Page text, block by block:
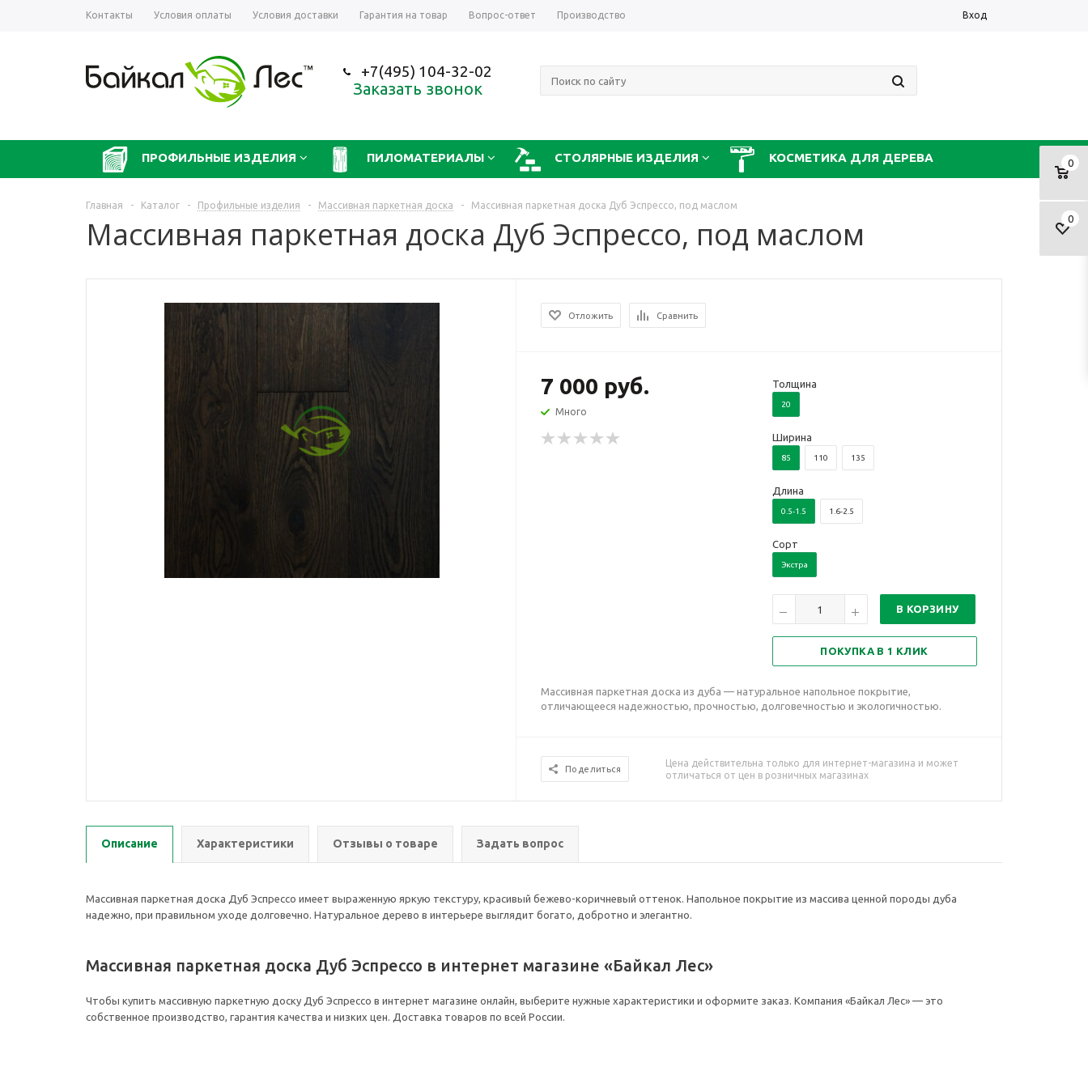
Контакты Условия оплаты Условия доставки Гарантия на товар Вопрос-ответ Производство Вход
+7(495) 104-32-02
Заказать звонок
0
0
ПРОФИЛЬНЫЕ ИЗДЕЛИЯ ПИЛОМАТЕРИАЛЫ СТОЛЯРНЫЕ ИЗДЕЛИЯ КОСМЕТИКА ДЛЯ ДЕРЕВА
Главная - Каталог - Профильные изделия - Массивная паркетная доска - Массивная паркетная доска Дуб Эспрессо, под маслом
Массивная паркетная доска Дуб Эспрессо, под маслом
Отложить Сравнить
7 000 руб.
Много
Толщина
20
Ширина
85 110 135
Длина
0.5-1.5 1.6-2.5
Сорт
Экстра
В КОРЗИНУ
ПОКУПКА В 1 КЛИК
Массивная паркетная доска из дуба — натуральное напольное покрытие,
отличающееся надежностью, прочностью, долговечностью и экологичностью.
Поделиться
Цена действительна только для интернет-магазина и может
отличаться от цен в розничных магазинах
Описание Характеристики Отзывы о товаре Задать вопрос
Массивная паркетная доска Дуб Эспрессо имеет выраженную яркую текстуру, красивый бежево-коричневый оттенок. Напольное покрытие из массива ценной породы дуба
надежно, при правильном уходе долговечно. Натуральное дерево в интерьере выглядит богато, добротно и элегантно.
Массивная паркетная доска Дуб Эспрессо в интернет магазине «Байкал Лес»
Чтобы купить массивную паркетную доску Дуб Эспрессо в интернет магазине онлайн, выберите нужные характеристики и оформите заказ. Компания «Байкал Лес» — это
собственное производство, гарантия качества и низких цен. Доставка товаров по всей России.